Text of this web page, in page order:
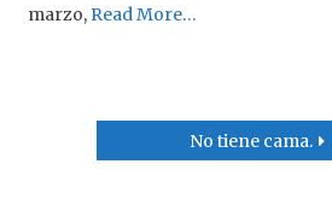
marzo, Read More…
No tiene cama.